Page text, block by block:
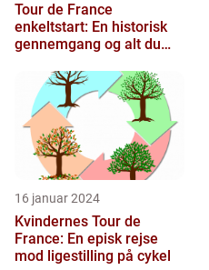
Tour de France
enkeltstart: En historisk
gennemgang og alt du
16 januar 2024
Kvindernes Tour de
France: En episk rejse
mod ligestilling på cykel